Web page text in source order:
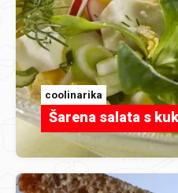
coolinarika
Šarena salata s